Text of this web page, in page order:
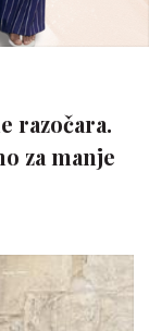
razočara.
za manje